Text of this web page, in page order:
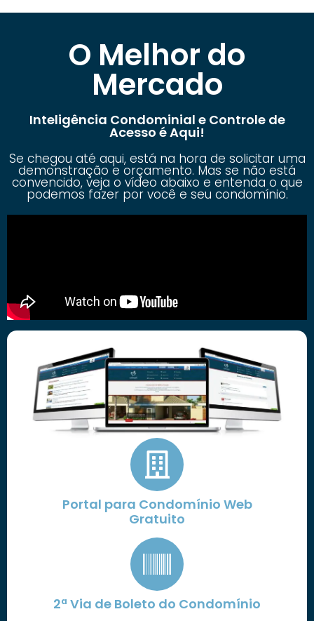
O Melhor do
Mercado
Inteligência Condominial e Controle de
Acesso é Aqui!
Se chegou até aqui, está na hora de solicitar uma
demonstração e orçamento. Mas se não está
convencido, veja o vídeo abaixo e entenda o que
podemos fazer por você e seu condomínio.
Portal para Condomínio Web
Gratuito
2ª Via de Boleto do Condomínio